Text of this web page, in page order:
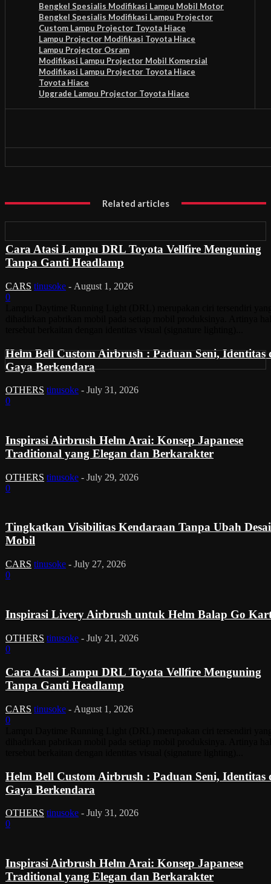
Bengkel Spesialis Modifikasi Lampu Mobil Motor
Bengkel Spesialis Modifikasi Lampu Projector
Custom Lampu Projector Toyota Hiace
Lampu Projector Modifikasi Toyota Hiace
Lampu Projector Osram
Modifikasi Lampu Projector Mobil Komersial
Modifikasi Lampu Projector Toyota Hiace
Toyota Hiace
Upgrade Lampu Projector Toyota Hiace
Related articles
Cara Atasi Lampu DRL Toyota Vellfire Menguning
Tanpa Ganti Headlamp
CARS tinusoke - August 1, 2026
0
Helm Bell Custom Airbrush : Paduan Seni, Identitas
Gaya Berkendara
OTHERS tinusoke - July 31, 2026
0
Inspirasi Airbrush Helm Arai: Konsep Japanese
Traditional yang Elegan dan Berkarakter
OTHERS tinusoke - July 29, 2026
0
Tingkatkan Visibilitas Kendaraan Tanpa Ubah
Mobil
CARS tinusoke - July 27, 2026
0
Inspirasi Livery Airbrush untuk Helm Balap Go
OTHERS tinusoke - July 21, 2026
0
Cara Atasi Lampu DRL Toyota Vellfire Menguning
Tanpa Ganti Headlamp
CARS tinusoke - August 1, 2026
0
Helm Bell Custom Airbrush : Paduan Seni, Identitas
Gaya Berkendara
OTHERS tinusoke - July 31, 2026
0
Inspirasi Airbrush Helm Arai: Konsep Japanese
Traditional yang Elegan dan Berkarakter